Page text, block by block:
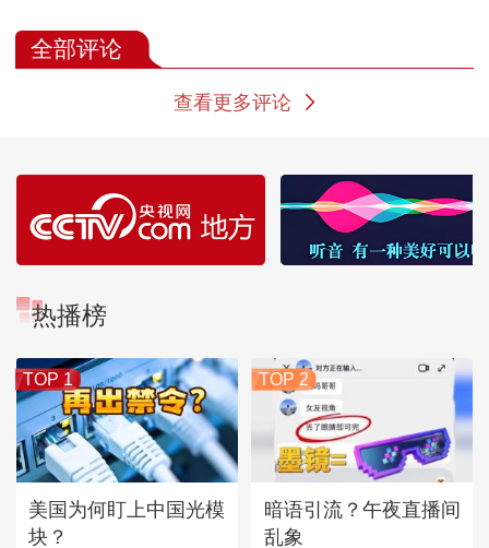
全部评论
查看更多评论
热播榜
TOP 1
美国为何盯上中国光模
块？
TOP 2
暗语引流？午夜直播间
乱象